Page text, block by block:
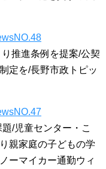
推進条例を提案/公契
定を/長野市政トピッ
/児童センター・こ
親家庭の子どもの学
ーマイカー通勤ウィ